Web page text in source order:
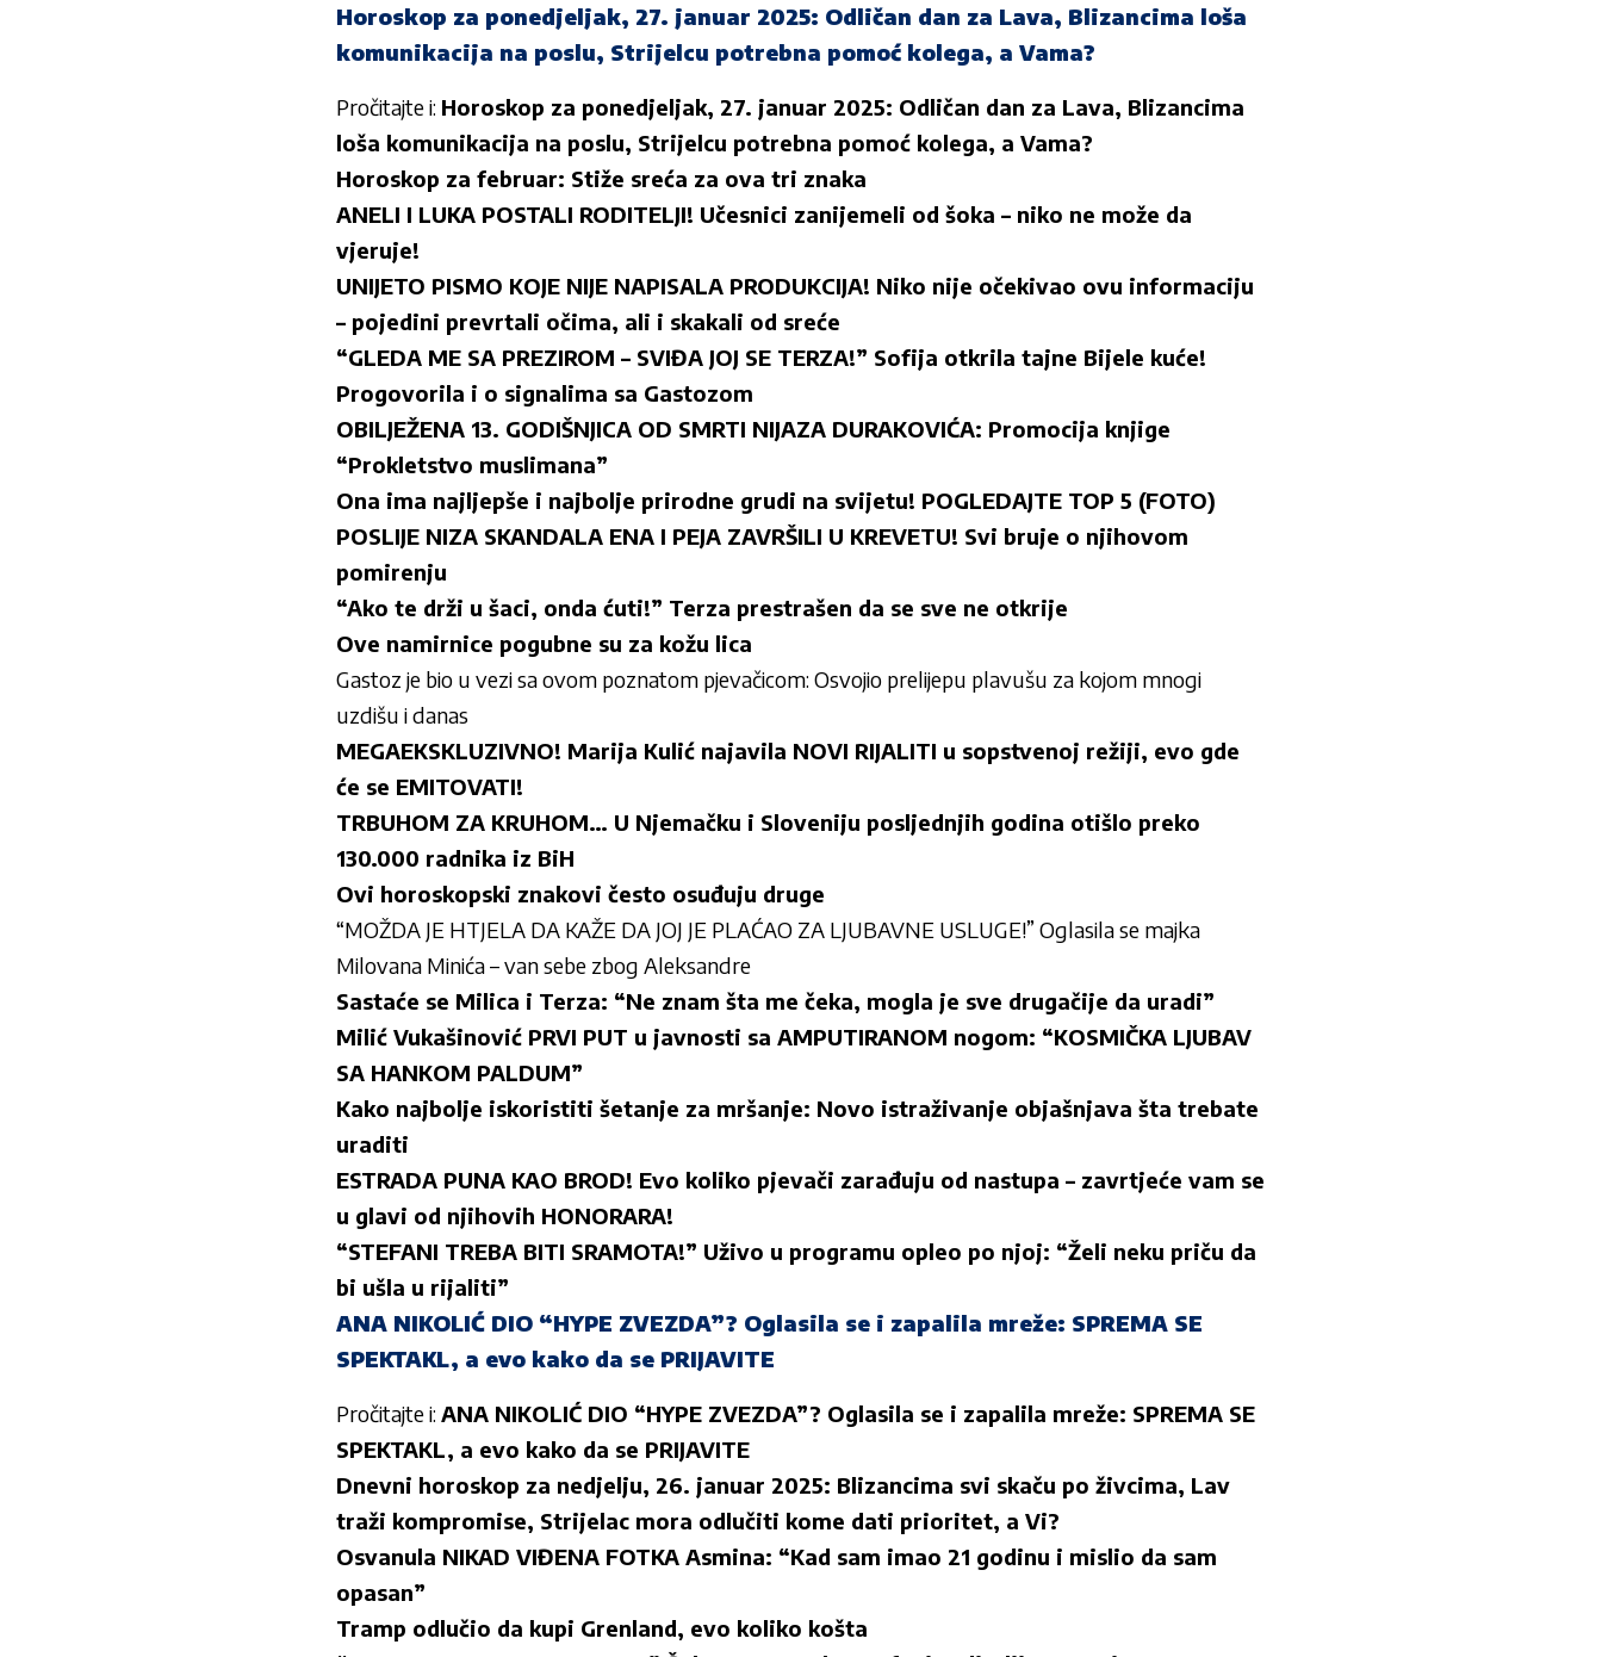
Horoskop za ponedjeljak, 27. januar 2025: Odličan dan za Lava, Blizancima loša
komunikacija na poslu, Strijelcu potrebna pomoć kolega, a Vama?
Pročitajte i: Horoskop za ponedjeljak, 27. januar 2025: Odličan dan za Lava, Blizancima
loša komunikacija na poslu, Strijelcu potrebna pomoć kolega, a Vama?
Horoskop za februar: Stiže sreća za ova tri znaka
ANELI I LUKA POSTALI RODITELJI! Učesnici zanijemeli od šoka – niko ne može da
vjeruje!
UNIJETO PISMO KOJE NIJE NAPISALA PRODUKCIJA! Niko nije očekivao ovu informaciju
– pojedini prevrtali očima, ali i skakali od sreće
“GLEDA ME SA PREZIROM – SVIĐA JOJ SE TERZA!” Sofija otkrila tajne Bijele kuće!
Progovorila i o signalima sa Gastozom
OBILJEŽENA 13. GODIŠNJICA OD SMRTI NIJAZA DURAKOVIĆA: Promocija knjige
“Prokletstvo muslimana”
Ona ima najljepše i najbolje prirodne grudi na svijetu! POGLEDAJTE TOP 5 (FOTO)
POSLIJE NIZA SKANDALA ENA I PEJA ZAVRŠILI U KREVETU! Svi bruje o njihovom
pomirenju
“Ako te drži u šaci, onda ćuti!” Terza prestrašen da se sve ne otkrije
Ove namirnice pogubne su za kožu lica
Gastoz je bio u vezi sa ovom poznatom pjevačicom: Osvojio prelijepu plavušu za kojom mnogi
uzdišu i danas
MEGAEKSKLUZIVNO! Marija Kulić najavila NOVI RIJALITI u sopstvenoj režiji, evo gde
će se EMITOVATI!
TRBUHOM ZA KRUHOM… U Njemačku i Sloveniju posljednjih godina otišlo preko
130.000 radnika iz BiH
Ovi horoskopski znakovi često osuđuju druge
“MOŽDA JE HTJELA DA KAŽE DA JOJ JE PLAĆAO ZA LJUBAVNE USLUGE!” Oglasila se majka
Milovana Minića – van sebe zbog Aleksandre
Sastaće se Milica i Terza: “Ne znam šta me čeka, mogla je sve drugačije da uradi”
Milić Vukašinović PRVI PUT u javnosti sa AMPUTIRANOM nogom: “KOSMIČKA LJUBAV
SA HANKOM PALDUM”
Kako najbolje iskoristiti šetanje za mršanje: Novo istraživanje objašnjava šta trebate
uraditi
ESTRADA PUNA KAO BROD! Evo koliko pjevači zarađuju od nastupa – zavrtjeće vam se
u glavi od njihovih HONORARA!
“STEFANI TREBA BITI SRAMOTA!” Uživo u programu opleo po njoj: “Želi neku priču da
bi ušla u rijaliti”
ANA NIKOLIĆ DIO “HYPE ZVEZDA”? Oglasila se i zapalila mreže: SPREMA SE
SPEKTAKL, a evo kako da se PRIJAVITE
Pročitajte i: ANA NIKOLIĆ DIO “HYPE ZVEZDA”? Oglasila se i zapalila mreže: SPREMA SE
SPEKTAKL, a evo kako da se PRIJAVITE
Dnevni horoskop za nedjelju, 26. januar 2025: Blizancima svi skaču po živcima, Lav
traži kompromise, Strijelac mora odlučiti kome dati prioritet, a Vi?
Osvanula NIKAD VIĐENA FOTKA Asmina: “Kad sam imao 21 godinu i mislio da sam
opasan”
Tramp odlučio da kupi Grenland, evo koliko košta